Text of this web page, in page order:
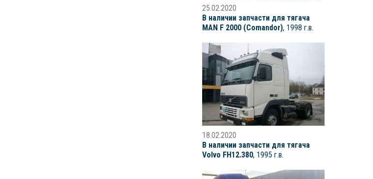
25.02.2020
В наличии запчасти для тягача
MAN F 2000 (Comandor), 1998 г.в.
18.02.2020
В наличии запчасти для тягача
Volvo FH12.380, 1995 г.в.